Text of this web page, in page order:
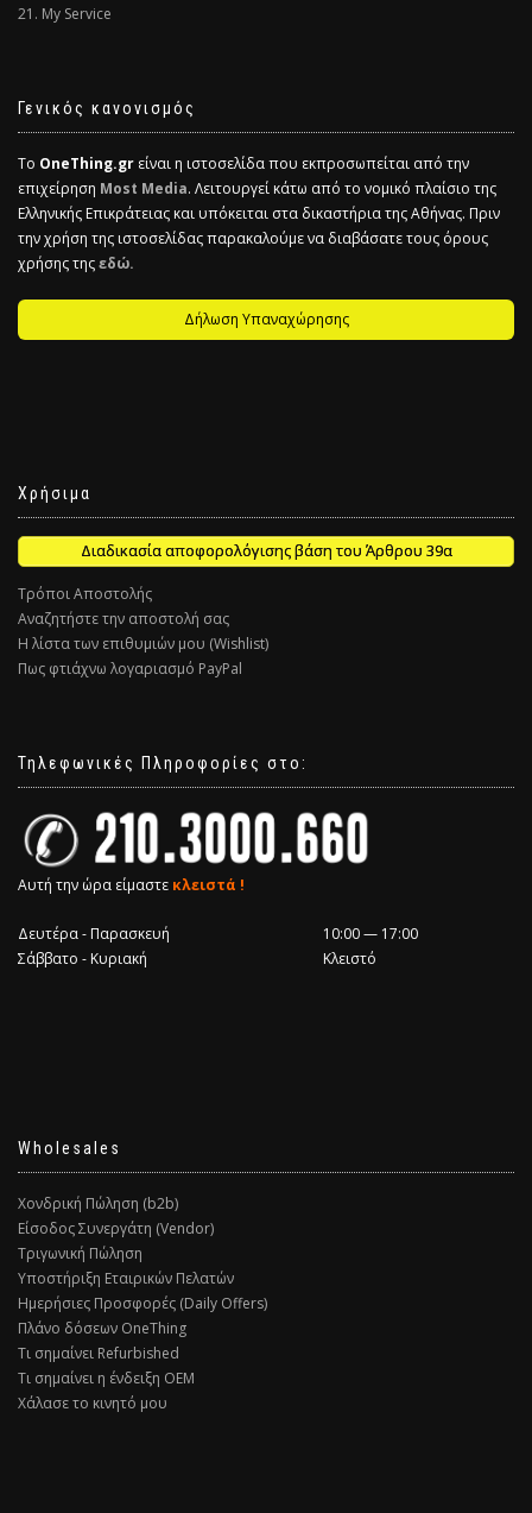
21. My Service
Γενικός κανονισμός
Το OneThing.gr είναι η ιστοσελίδα που εκπροσωπείται από την
επιχείρηση Most Media. Λειτουργεί κάτω από το νομικό πλαίσιο της
Ελληνικής Επικράτειας και υπόκειται στα δικαστήρια της Αθήνας. Πριν
την χρήση της ιστοσελίδας παρακαλούμε να διαβάσατε τους όρους
χρήσης τηςεδώ.
Δήλωση Υπαναχώρησης
Χρήσιμα
Διαδικασία αποφορολόγισης βάση του Άρθρου 39α
Τρόποι Αποστολής
Αναζητήστε την αποστολή σας
Η λίστα των επιθυμιών μου (Wishlist)
Πως φτιάχνω λογαριασμό PayPal
Τηλεφωνικές Πληροφορίες στο:
Αυτή την ώρα είμαστε κλειστά !
Δευτέρα - Παρασκευή
10:00 — 17:00
Σάββατο - Κυριακή
Κλειστό
Wholesales
Χονδρική Πώληση (b2b)
Είσοδος Συνεργάτη (Vendor)
Τριγωνική Πώληση
Υποστήριξη Εταιρικών Πελατών
Ημερήσιες Προσφορές (Daily Offers)
Πλάνο δόσεων OneThing
Τι σημαίνει Refurbished
Τι σημαίνει η ένδειξη ΟΕΜ
Χάλασε το κινητό μου